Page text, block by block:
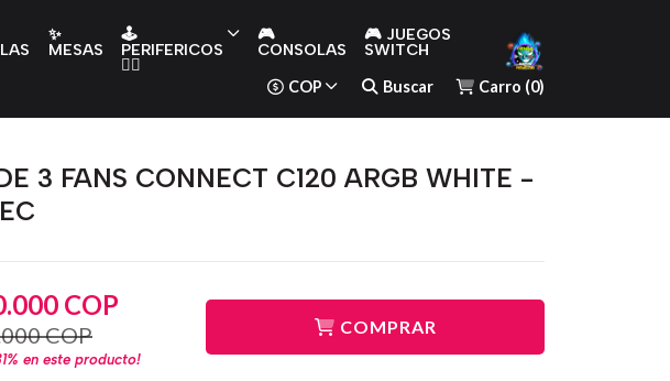
✨
MESAS
🕹️
PERIFERICOS
👇🏻
🎮
CONSOLAS
🎮 JUEGOS
SWITCH
COP Buscar Carro (0)
3 FANS CONNECT C120 ARGB WHITE -
COP
COP
en este producto!
COMPRAR